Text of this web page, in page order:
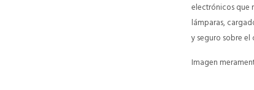
electrónicos que
lámparas,
y seguro sobre
Imagen